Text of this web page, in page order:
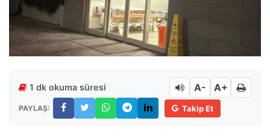
1 dk okuma süresi A- A+
PAYLAŞ: Takip Et